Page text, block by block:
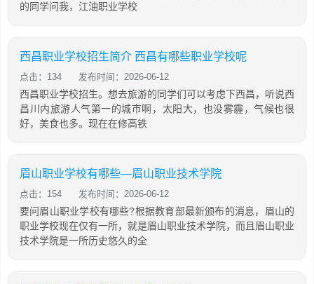
的同学问我，江油职业学校
西昌职业学校招生简介 西昌有哪些职业学校呢
点击：134 发布时间：2026-06-12
西昌职业学校招生。想去旅游的同学们可以考虑下西昌，听说西
昌川内旅游人气第一的城市啊，太阳大，也没雾霾，气候也很
好，美食也多。现在在修高铁
眉山职业学校有哪些—眉山职业技术学院
点击：154 发布时间：2026-06-12
要问眉山职业学校有哪些?根据教育部最新颁布的消息，眉山的
职业学校现在仅有一所，就是眉山职业技术学院，而且眉山职业
技术学院是一所历史悠久的全